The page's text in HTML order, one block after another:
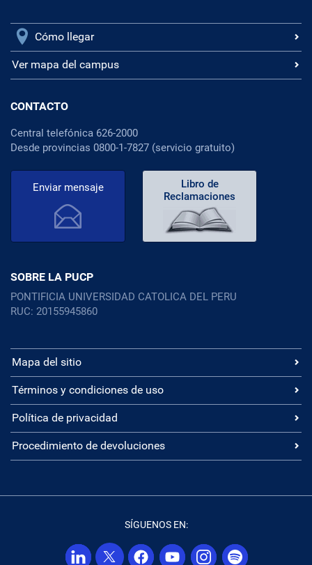
Cómo llegar
Ver mapa del campus
CONTACTO
Central telefónica 626-2000
Desde provincias 0800-1-7827 (servicio gratuito)
Enviar mensaje
Libro de
Reclamaciones
SOBRE LA PUCP
PONTIFICIA UNIVERSIDAD CATOLICA DEL PERU
RUC: 20155945860
Mapa del sitio
Términos y condiciones de uso
Política de privacidad
Procedimiento de devoluciones
SÍGUENOS EN: